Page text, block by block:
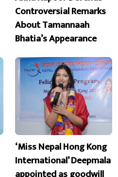
Controversial Remarks
About Tamannaah
Bhatia’s Appearance
‘Miss Nepal Hong Kong
International’ Deepmala